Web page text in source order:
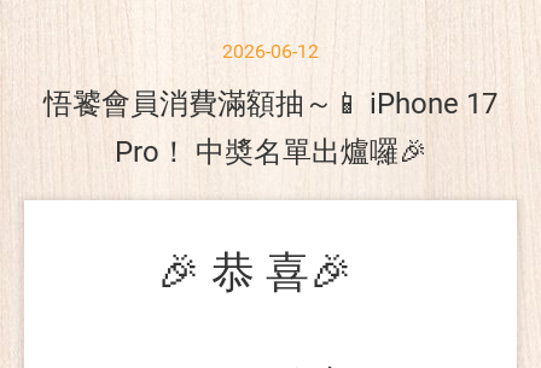
2026-06-12
悟饕會員消費滿額抽～📱 iPhone 17
Pro！ 中奬名單出爐囉🎉
🎉 恭 喜🎉